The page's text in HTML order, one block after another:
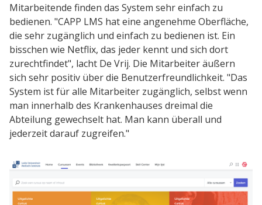
Mitarbeitende finden das System sehr einfach zu
bedienen. "CAPP LMS hat eine angenehme Oberfläche,
die sehr zugänglich und einfach zu bedienen ist. Ein
bisschen wie Netflix, das jeder kennt und sich dort
zurechtfindet", lacht De Vrij. Die Mitarbeiter äußern
sich sehr positiv über die Benutzerfreundlichkeit. "Das
System ist für alle Mitarbeiter zugänglich, selbst wenn
man innerhalb des Krankenhauses dreimal die
Abteilung gewechselt hat. Man kann überall und
jederzeit darauf zugreifen."